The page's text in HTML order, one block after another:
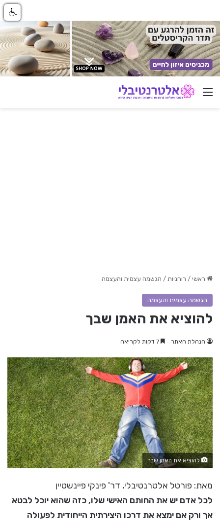
ניווט באתר
ראשי / רוחניות / הגשמה עצמית והעצמה
הגשמה עצמית והעצמה
להוציא את האמן שבך
הנהלת האתר
להוציא את האמן שבך
מאת: פורטל אלטרנטיבלי, דר' פינקי פיינשטיין
לכל אדם יש את החותם האישי שלו, כזה שהוא יוכל לבטא
אך ורק אם ימצא את דרכו היצירתית הייחודית לפעולה